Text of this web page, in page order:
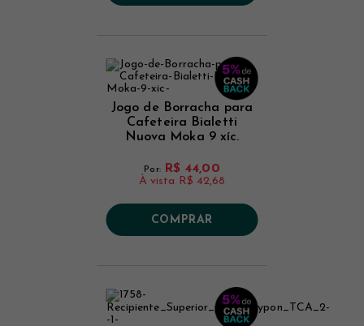
Jogo de Borracha para
Cafeteira Bialetti
Nuova Moka 9 xíc.
Por: R$ 44,00
À vista R$ 42,68
COMPRAR